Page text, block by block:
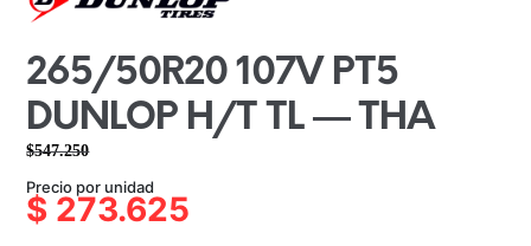
265/50R20 107V PT5
DUNLOP H/T TL — THA
$547.250
precio
original
precio
actual
Precio por unidad
$ 273.625